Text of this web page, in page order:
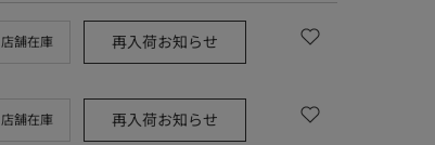
店舗在庫 再入荷お知らせ
店舗在庫 再入荷お知らせ